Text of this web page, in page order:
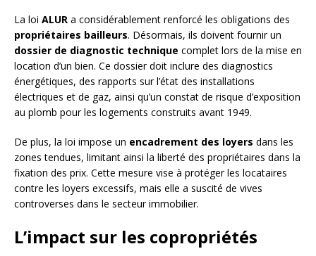
La loi ALUR a considérablement renforcé les obligations des
propriétaires bailleurs. Désormais, ils doivent fournir un
dossier de diagnostic technique complet lors de la mise en
location d’un bien. Ce dossier doit inclure des diagnostics
énergétiques, des rapports sur l’état des installations
électriques et de gaz, ainsi qu’un constat de risque d’exposition
au plomb pour les logements construits avant 1949.
De plus, la loi impose un encadrement des loyers dans les
zones tendues, limitant ainsi la liberté des propriétaires dans la
fixation des prix. Cette mesure vise à protéger les locataires
contre les loyers excessifs, mais elle a suscité de vives
controverses dans le secteur immobilier.
L’impact sur les copropriétés